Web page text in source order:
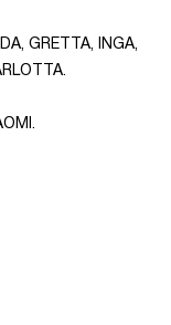
GRETTA, INGA,